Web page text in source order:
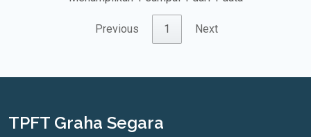
Previous 1 Next
TPFT Graha Segara